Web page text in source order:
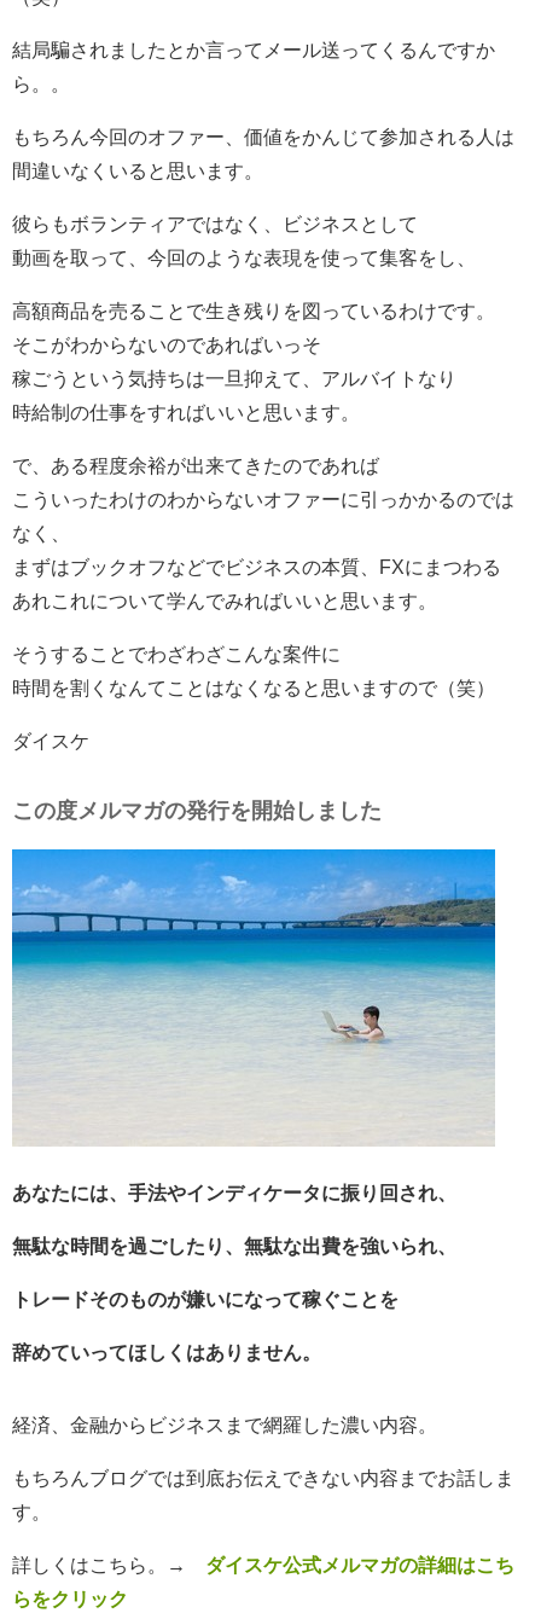
結局騙されましたとか言ってメール送ってくるんですか
ら。。
もちろん今回のオファー、価値をかんじて参加される人は
間違いなくいると思います。
彼らもボランティアではなく、ビジネスとして
動画を取って、今回のような表現を使って集客をし、
高額商品を売ることで生き残りを図っているわけです。
そこがわからないのであればいっそ
稼ごうという気持ちは一旦抑えて、アルバイトなり
時給制の仕事をすればいいと思います。
で、ある程度余裕が出来てきたのであれば
こういったわけのわからないオファーに引っかかるのでは
なく、
まずはブックオフなどでビジネスの本質、FXにまつわる
あれこれについて学んでみればいいと思います。
そうすることでわざわざこんな案件に
時間を割くなんてことはなくなると思いますので（笑）
ダイスケ
この度メルマガの発行を開始しました
あなたには、手法やインディケータに振り回され、
無駄な時間を過ごしたり、無駄な出費を強いられ、
トレードそのものが嫌いになって稼ぐことを
辞めていってほしくはありません。
経済、金融からビジネスまで網羅した濃い内容。
もちろんブログでは到底お伝えできない内容までお話しま
す。
詳しくはこちら。 → ダイスケ公式メルマガの詳細はこち
らをクリック